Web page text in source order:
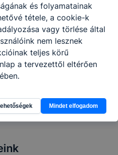
és augusztus
ügyintézés
között
A vizsgával
2026.
között. Első
és folyamatainak
tétele, a cookie-k
vagy törlése által
nem lesznek
teljes körű
a tervezettől eltérően
Mindet elfogadom